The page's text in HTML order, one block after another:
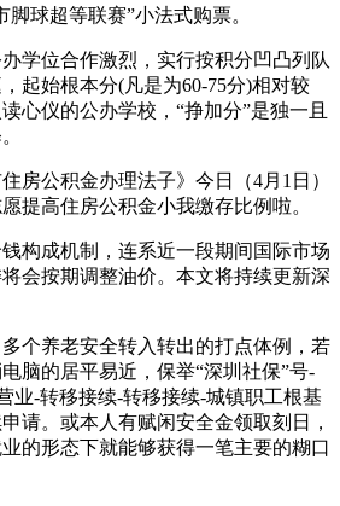
脚球超等联赛”小法式购票。
位合作激烈，实行按积分凹凸列队
起始根本分(凡是为60-75分)相对较
心仪的公办学校，“挣加分”是独一且
公积金办理法子》今日（4月1日）
提高住房公积金小我缴存比例啦。
成机制，连系近一段期间国际市场
会按期调整油价。本文将持续更新深
养老安全转入转出的打点体例，若
脑的居平易近，保举“深圳社保”号-
业-转移接续-转移接续-城镇职工根基
请。或本人有赋闲安全金领取刻日，
的形态下就能够获得一笔主要的糊口